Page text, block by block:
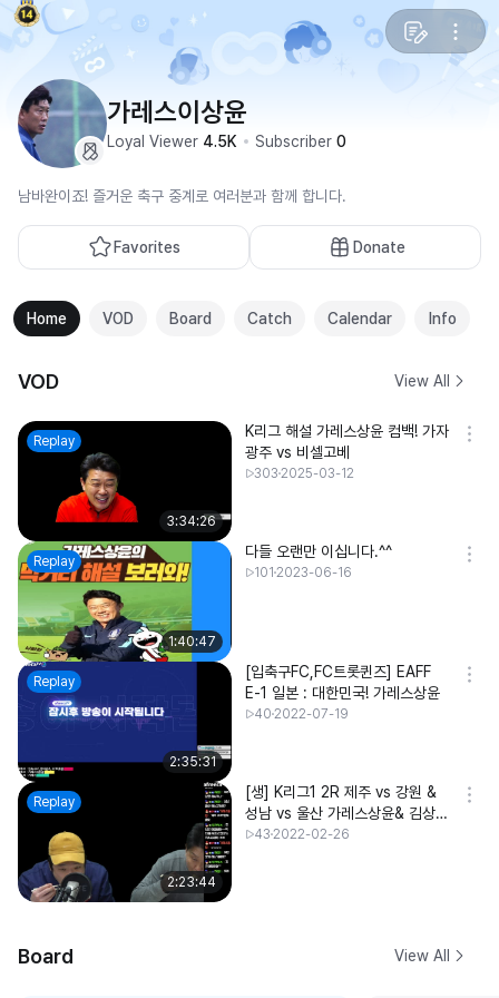
가레스이상윤
Loyal Viewer 4.5K Subscriber 0
남바완이죠! 즐거운 축구 중계로 여러분과 함께 합니다.
Favorites Donate
Home VOD Board Catch Calendar Info
VOD View All
Replay
3:34:26
K리그 해설 가레스상윤 컴백! 가자
광주 vs 비셀고베
303 2025-03-12
Replay
1:40:47
다들 오랜만 이십니다.^^
101 2023-06-16
Replay
2:35:31
[입축구FC,FC트롯퀸즈] EAFF
E-1 일본 : 대한민국! 가레스상윤
40 2022-07-19
Replay
2:23:44
[생] K리그1 2R 제주 vs 강원 &
성남 vs 울산 가레스상윤& 김상래
기자님
43 2022-02-26
Board View All